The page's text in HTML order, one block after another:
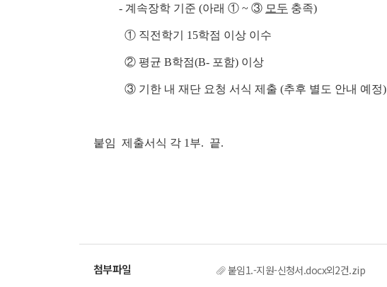
- 계속장학 기준 (아래 ① ~ ③ 모두 충족)
① 직전학기 15학점 이상 이수
② 평균 B학점(B- 포함) 이상
③ 기한 내 재단 요청 서식 제출 (추후 별도 안내 예정)
붙임 제출서식 각 1부. 끝.
붙임1.-지원-신청서.docx외2건.zip